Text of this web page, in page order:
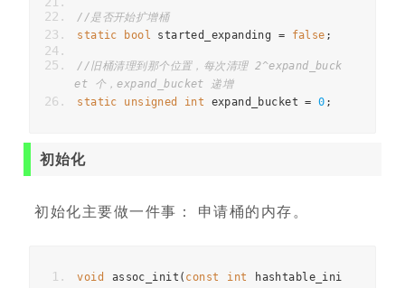
//是否开始扩增桶
static
bool started_expanding = false ;
//旧桶清理到那个位置，每次清理 2^expand_buck
et 个，expand_bucket 递增
static
unsigned int expand_bucket = 0 ;
初始化
初始化主要做一件事： 申请桶的内存。
void assoc_init ( const int
hashtable_ini